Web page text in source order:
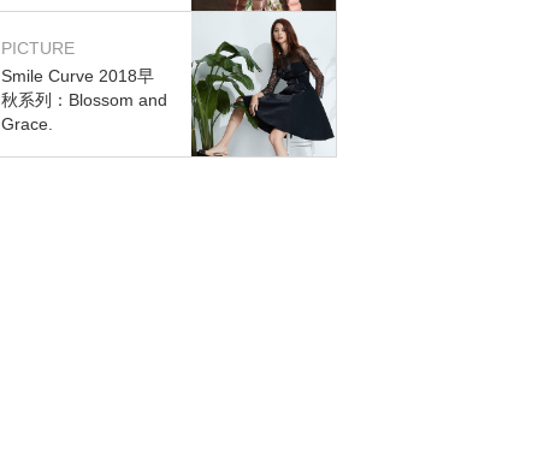
PICTURE
Smile Curve 2018早
秋系列：Blossom and
Grace.